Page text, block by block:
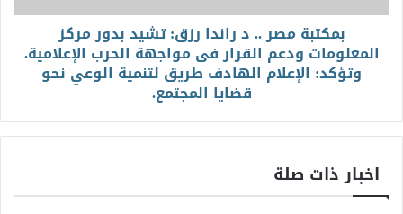
بمكتبة مصر .. د راندا رزق: تشيد بدور مركز
المعلومات ودعم القرار فى مواجهة الحرب الإعلامية.
وتؤكد: الإعلام الهادف طريق لتنمية الوعي نحو
قضايا المجتمع.
اخبار ذات صلة